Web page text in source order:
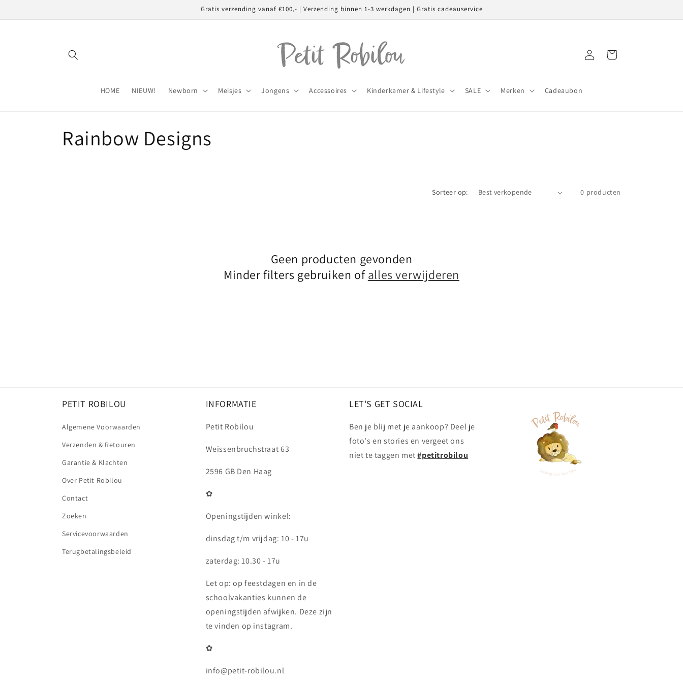
content
Gratis verzending vanaf €100,- | Verzending binnen 1-3 werkdagen | Gratis cadeauservice
HOME NIEUW! Newborn Meisjes Jongens Accessoires Kinderkamer & Lifestyle SALE Merken Cadeaubon
InloggenWinkelwagen
C
Rainbow Designs
Sorteer op: 0 producten
Geen producten gevonden
Minder filters gebruiken ofalles verwijderen
PETIT ROBILOU
Algemene Voorwaarden
Verzenden & Retouren
Garantie & Klachten
Over Petit Robilou
Contact
Zoeken
Servicevoorwaarden
Terugbetalingsbeleid
INFORMATIE
Petit Robilou
Weissenbruchstraat 63
2596 GB Den Haag
✿
Openingstijden winkel:
dinsdag t/m vrijdag: 10 - 17u
zaterdag: 10.30 - 17u
Let op: op feestdagen en in de
schoolvakanties kunnen de
openingstijden afwijken. Deze zijn
te vinden op instagram.
✿
info@petit-robilou.nl
LET'S GET SOCIAL
Ben je blij met je aankoop? Deel je
foto's en stories en vergeet ons
niet te taggen met#petitrobilou